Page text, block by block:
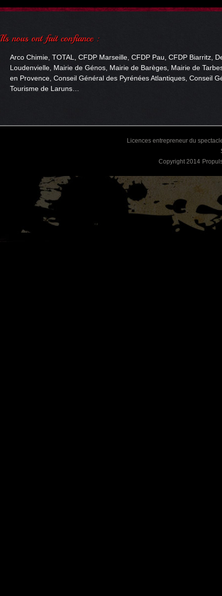
Arco Chimie, TOTAL, CFDP Marseille, CFDP Pau, CFDP Biarritz,
Loudenvielle, Mairie de Génos, Mairie de Barèges, Mairie de
en Provence, Conseil Général des Pyrénées Atlantiques, Conseil
Tourisme de Laruns…
Licences entrepreneur du
Copyright 2014